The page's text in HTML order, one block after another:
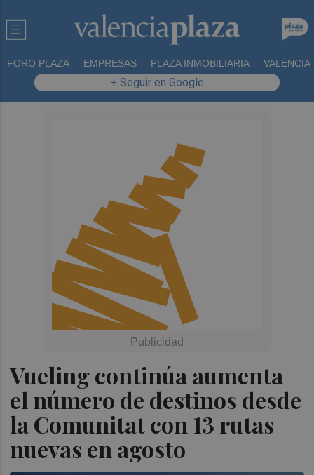
FORO PLAZA EMPRESAS PLAZA INMOBILIARIA VALÈNCIA
+ Seguir en Google
Vueling continúa aumenta
el número de destinos desde
la Comunitat con 13 rutas
nuevas en agosto